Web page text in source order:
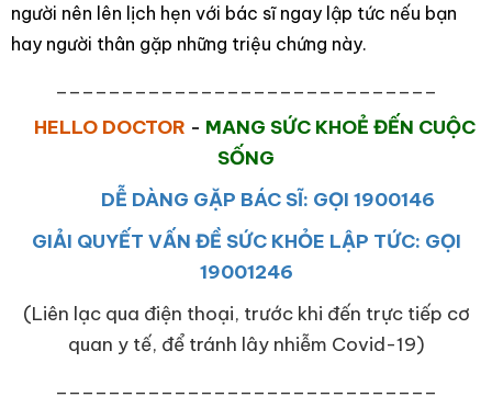
người nên lên lịch hẹn với bác sĩ ngay lập tức nếu bạn
hay người thân gặp những triệu chứng này.
HELLO DOCTOR - MANG SỨC KHOẺ ĐẾN CUỘC
SỐNG
DỄ DÀNG GẶP BÁC SĨ: GỌI 1900146
GIẢI QUYẾT VẤN ĐỀ SỨC KHỎE LẬP TỨC: GỌI
19001246
(Liên lạc qua điện thoại, trước khi đến trực tiếp cơ
quan y tế, để tránh lây nhiễm Covid-19)